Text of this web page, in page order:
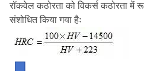
रॉकवेल कठोरता को विकर्स कठोरता में
संशोधित किया गया हैः